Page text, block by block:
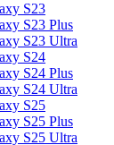
S23
S23 Plus
S23 Ultra
S24
S24 Plus
S24 Ultra
S25
S25 Plus
S25 Ultra